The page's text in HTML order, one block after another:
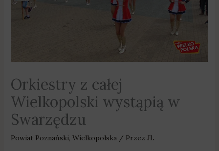
Orkiestry z całej
Wielkopolski wystąpią w
Swarzędzu
Powiat Poznański, Wielkopolska/ Przez JL